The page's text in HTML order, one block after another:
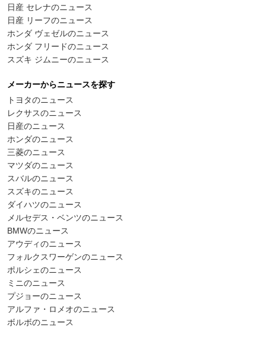
日産 セレナのニュース
日産 リーフのニュース
ホンダ ヴェゼルのニュース
ホンダ フリードのニュース
スズキ ジムニーのニュース
メーカーからニュースを探す
トヨタのニュース
レクサスのニュース
日産のニュース
ホンダのニュース
三菱のニュース
マツダのニュース
スバルのニュース
スズキのニュース
ダイハツのニュース
メルセデス・ベンツのニュース
BMWのニュース
アウディのニュース
フォルクスワーゲンのニュース
ポルシェのニュース
ミニのニュース
プジョーのニュース
アルファ・ロメオのニュース
ボルボのニュース